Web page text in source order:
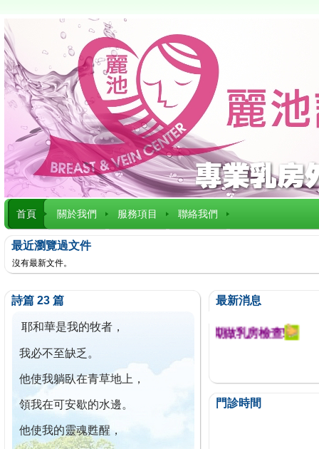
首頁 關於我們 服務項目 聯絡我們
最近瀏覽過文件
沒有最新文件。
詩篇 23 篇
耶和華是我的牧者，
我必不至缺乏。
他使我躺臥在青草地上，
領我在可安歇的水邊。
他使我的靈魂甦醒，
最新消息
今已篩檢出1700位乳癌患者,提醒您定期做乳房檢查!
門診時間